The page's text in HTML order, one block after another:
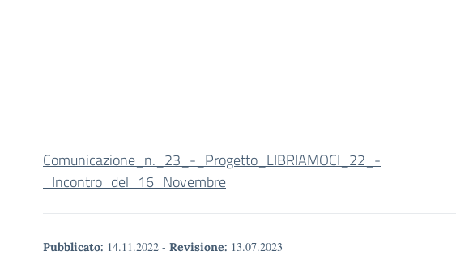
Comunicazione_n._23_-_Progetto_LIBRIAMOCI_22_-
_Incontro_del_16_Novembre
Pubblicato: 14.11.2022 - Revisione: 13.07.2023